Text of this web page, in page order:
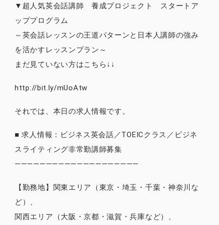
▼超人気英会話講師 養成プロジェクト スタートア
ッププログラム
～英会話レッスンの王道パターンと日本人講師の強み
を活かすレッスンプラン～
まだ見ていない方はこちら↓↓
http://bit.ly/mUoAtw
それでは、本日の求人情報です。
■ 求人情報：ビジネス英会話／TOEICクラス／ビジネ
スライティング非常勤講師募集
————————————————————
【勤務地】関東エリア（東京・埼玉・千葉・神奈川な
ど）、
関西エリア（大阪・京都・滋賀・兵庫など）、